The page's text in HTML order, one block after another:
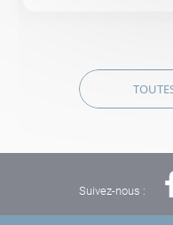
Suivez-nous :